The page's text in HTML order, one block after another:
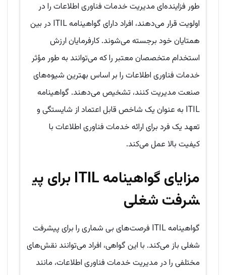
طور فزاینده‌ای مدیریت خدمات فناوری اطلاعات را در
اولویت قرار می‌دهند، افراد دارای گواهینامه ITIL در بین
همتایان خود برجسته می‌شوند. کارفرمایان ارزش
استخدام متخصصان معتبر را که می‌توانند به طور مؤثر
خدمات فناوری اطلاعات را بر اساس بهترین شیوه‌های
صنعت مدیریت کنند، تشخیص می‌دهند. گواهینامه
ITIL به عنوان یک شاخص قابل اعتماد از شایستگی و
تعهد یک فرد برای ارائه خدمات فناوری اطلاعات با
کیفیت بالا عمل می‌کند.
مزایای گواهینامه ITIL برای پی
شرفت شغلی
گواهینامه ITIL فرصت‌های بی شماری را برای پیشرفت
شغلی باز می‌کند. با این گواهی، افراد می‌توانند نقش‌های
مختلفی را در مدیریت خدمات فناوری اطلاعات، مانند